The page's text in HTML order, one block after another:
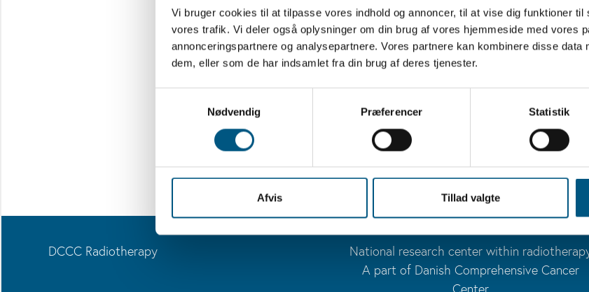
Vi bruger cookies til at tilpasse vores indhold og annoncer, til at vise dig funktioner
vores trafik. Vi deler også oplysninger om din brug af vores hjemmeside med vores
annonceringspartnere og analysepartnere. Vores partnere kan kombinere disse data
dem, eller som de har indsamlet fra din brug af deres tjenester.
Nødvendig
Præferencer Statistik
Afvis Tillad valgte
AUTHORS
Saksø M, Primdahl H, Johansen J,
Nowicka-Matus K, Overgaard J;
DAHANCA
ABSTRACT
No abstract available
DCCC Radiotherapy
National research center within
A part of Danish Comprehensive Cancer
Center